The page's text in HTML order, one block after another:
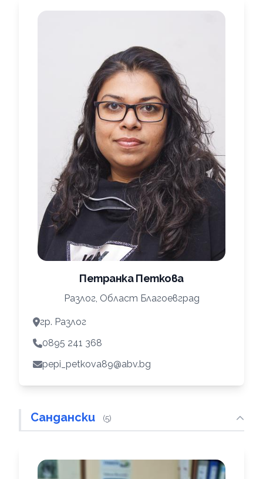
Петранка Петкова
Разлог, Област Благоевград
гр. Разлог
0895 241 368
pepi_petkova89@abv.bg
Сандански (5)